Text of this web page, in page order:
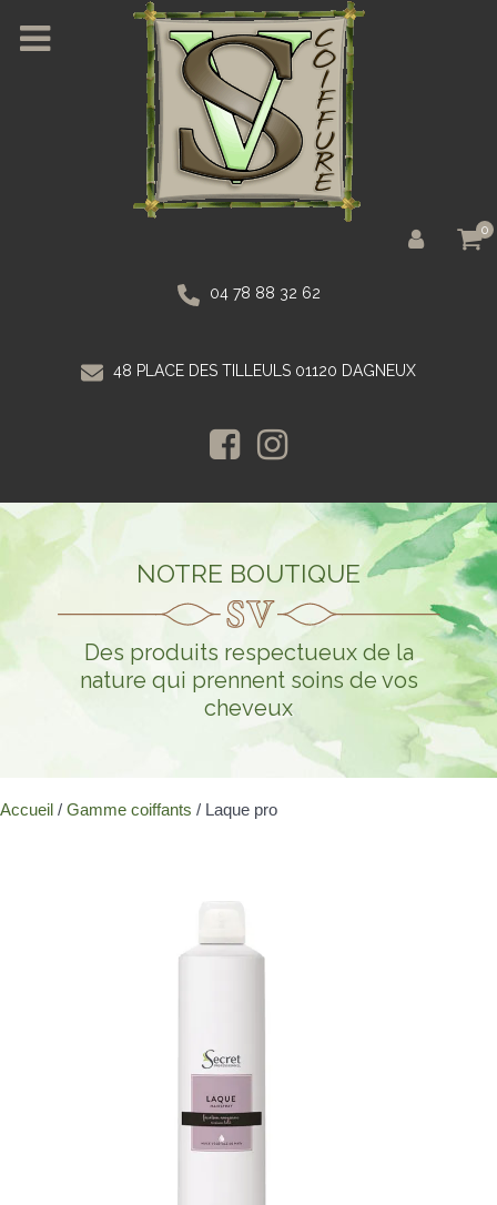
0
04 78 88 32 62
48 PLACE DES TILLEULS 01120 DAGNEUX
NOTRE BOUTIQUE
Des produits respectueux de la
nature qui prennent soins de vos
cheveux
Accueil / Gamme coiffants / Laque pro